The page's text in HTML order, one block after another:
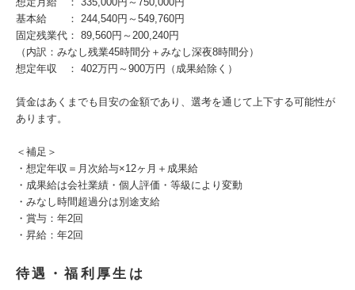
基本給 ： 244,540円～549,760円
固定残業代： 89,560円～200,240円
（内訳：みなし残業45時間分＋みなし深夜8時間分）
想定年収 ： 402万円～900万円（成果給除く）
賃金はあくまでも目安の金額であり、選考を通じて上下する可能性が
あります。
＜補足＞
・想定年収＝月次給与×12ヶ月＋成果給
・成果給は会社業績・個人評価・等級により変動
・みなし時間超過分は別途支給
・賞与：年2回
・昇給：年2回
待遇・福利厚生は